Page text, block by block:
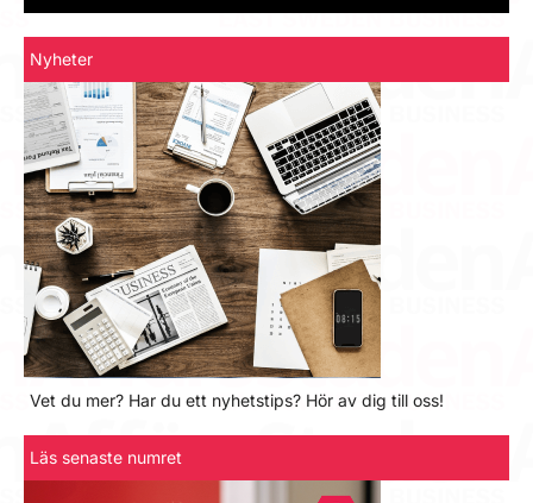
Nyheter
Vet du mer? Har du ett nyhetstips? Hör av dig till oss!
Läs senaste numret